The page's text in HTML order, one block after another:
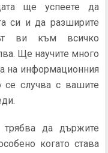
ще успеете да
си и да разширите
ви към всичко
Ще научите много
на информационния
се случва с вашите
да държите
когато става